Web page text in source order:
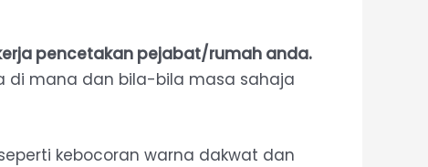
pencetakan pejabat/rumah anda.
di mana dan bila-bila masa sahaja
kebocoran warna dakwat dan